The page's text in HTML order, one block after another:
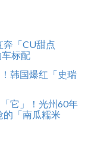
奔「CU甜点
标配
韩国爆红「史瑞
它」！光州60年
的「南瓜糯米